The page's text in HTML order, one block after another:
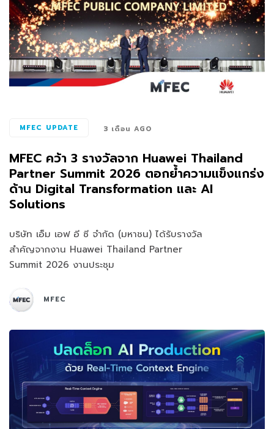
MFEC UPDATE 3 เดือน AGO
MFEC คว้า 3 รางวัลจาก Huawei Thailand
Partner Summit 2026 ตอกย้ำความแข็งแกร่ง
ด้าน Digital Transformation และ AI
Solutions
บริษัท เอ็ม เอฟ อี ซี จำกัด (มหาชน) ได้รับรางวัล
สำคัญจากงาน Huawei Thailand Partner
Summit 2026 งานประชุม
MFEC